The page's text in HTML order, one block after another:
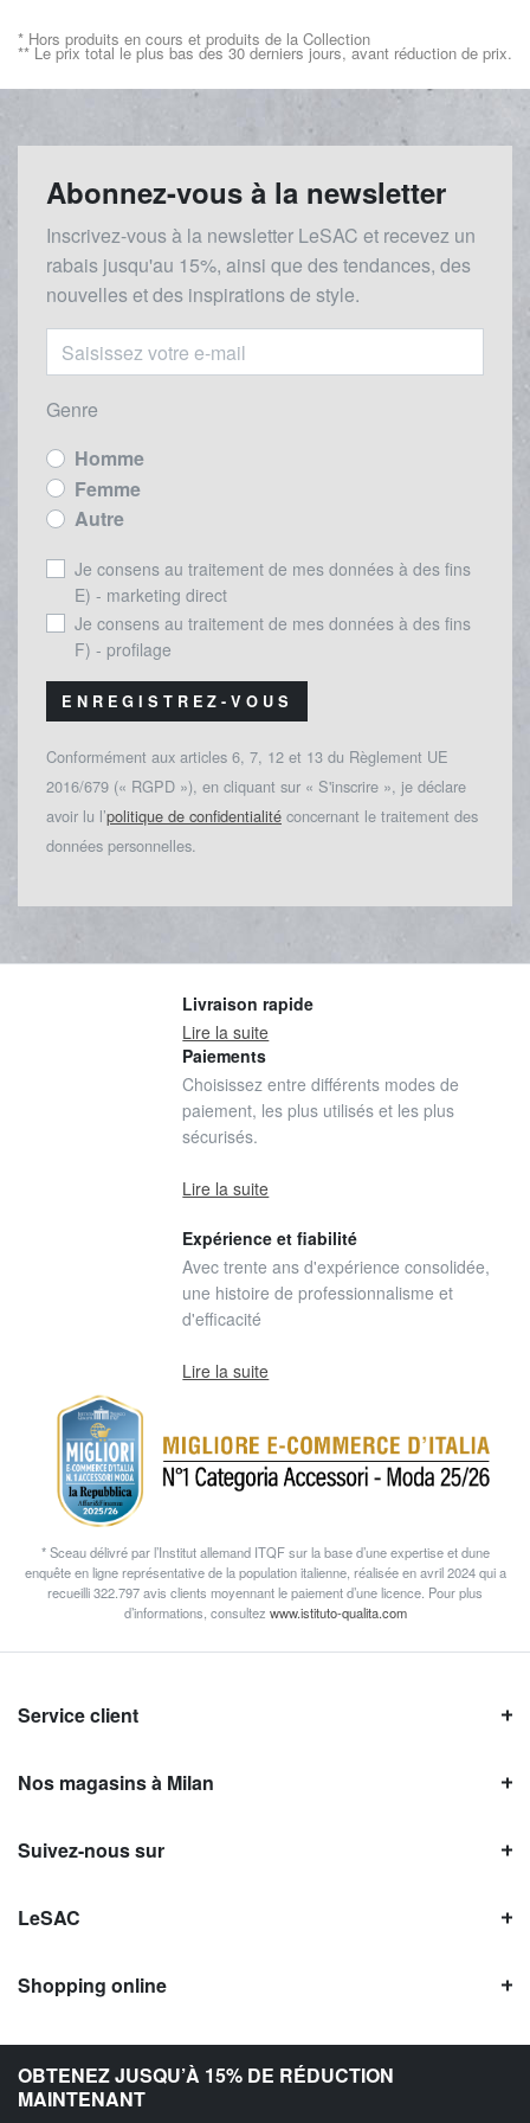
* Hors produits en cours et produits de la Collection
** Le prix total le plus bas des 30 derniers jours, avant réduction de prix.
Abonnez-vous à la newsletter
Inscrivez-vous à la newsletter LeSAC et recevez un
rabais jusqu'au 15%, ainsi que des tendances, des
nouvelles et des inspirations de style.
Genre
Homme
Femme
Autre
Je consens au traitement de mes données à des fins
E) - marketing direct
Je consens au traitement de mes données à des fins
F) - profilage
ENREGISTREZ-VOUS
Conformément aux articles 6, 7, 12 et 13 du Règlement UE
2016/679 (« RGPD »), en cliquant sur « S'inscrire », je déclare
avoir lu l’politique de confidentialité concernant le traitement des
données personnelles.
OBTENEZ JUSQU’À 15% DE RÉDUCTION
MAINTENANT
Livraison rapide
Lire la suite
Paiements
Choisissez entre différents modes de
paiement, les plus utilisés et les plus
sécurisés.
Lire la suite
Expérience et fiabilité
Avec trente ans d'expérience consolidée,
une histoire de professionnalisme et
d'efficacité
Lire la suite
* Sceau délivré par l’Institut allemand ITQF sur la base d’une expertise et dune
enquête en ligne représentative de la population italienne, réalisée en avril 2024 qui a
recueilli 322.797 avis clients moyennant le paiement d’une licence. Pour plus
d’informations, consultez www.istituto-qualita.com
Service client
Nos magasins à Milan
Suivez-nous sur
LeSAC
Shopping online
Avis LeSAC